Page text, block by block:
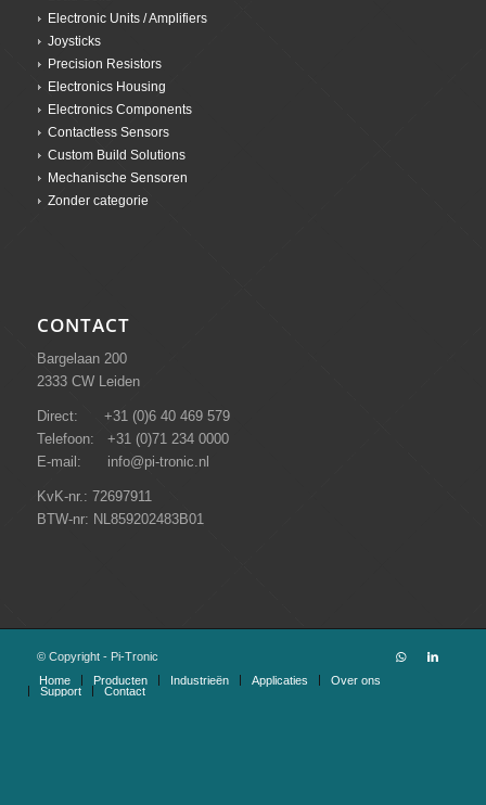
Electronic Units / Amplifiers
Joysticks
Precision Resistors
Electronics Housing
Electronics Components
Contactless Sensors
Custom Build Solutions
Mechanische Sensoren
Zonder categorie
CONTACT
Bargelaan 200
2333 CW Leiden
Direct: +31 (0)6 40 469 579
Telefoon: +31 (0)71 234 0000
E-mail: info@pi-tronic.nl
KvK-nr.: 72697911
BTW-nr: NL859202483B01
© Copyright - Pi-Tronic
Home
Producten Industrieën Applicaties
Over ons
Support
Contact